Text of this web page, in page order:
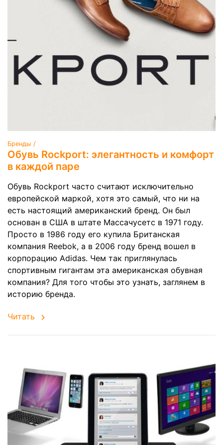
Бренды /
Обувь Rockport: элегантность и комфорт
в каждой паре
Обувь Rockport часто считают исключительно
европейской маркой, хотя это самый, что ни на
есть настоящий американский бренд. Он был
основан в США в штате Массачусетс в 1971 году.
Просто в 1986 году его купила Британская
компания Reebok, а в 2006 году бренд вошел в
корпорацию Adidas. Чем так приглянулась
спортивным гигантам эта американская обувная
компания? Для того чтобы это узнать, заглянем в
историю бренда.
Читать